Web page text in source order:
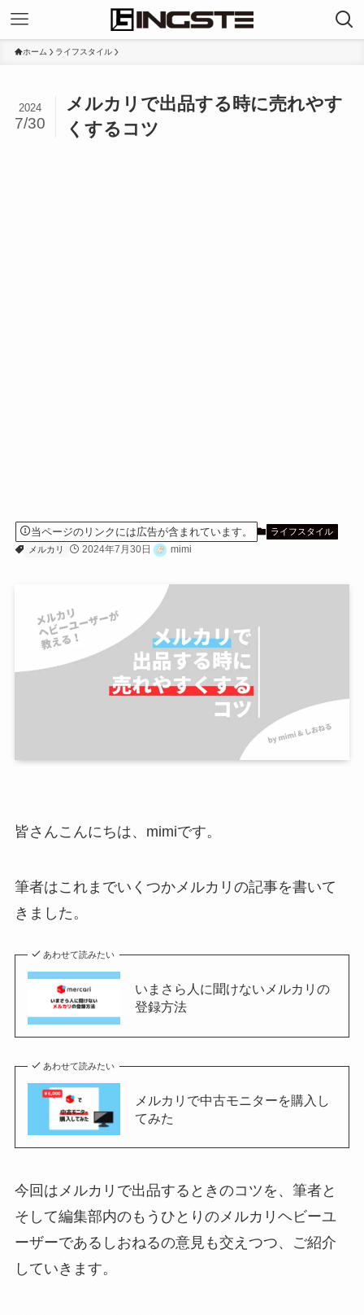
ホーム ライフスタイル
メルカリで出品する時に売れやす
くするコツ
2024
7/30
当ページのリンクには広告が含まれています。
ライフスタイル
メルカリ
2024年7月30日 mimi
皆さんこんにちは、mimiです。
筆者はこれまでいくつかメルカリの記事を書いて
きました。
あわせて読みたい
いまさら人に聞けないメルカリの
登録方法
あわせて読みたい
メルカリで中古モニターを購入し
てみた
今回はメルカリで出品するときのコツを、筆者と
そして編集部内のもうひとりのメルカリヘビーユ
ーザーであるしおねるの意見も交えつつ、ご紹介
していきます。